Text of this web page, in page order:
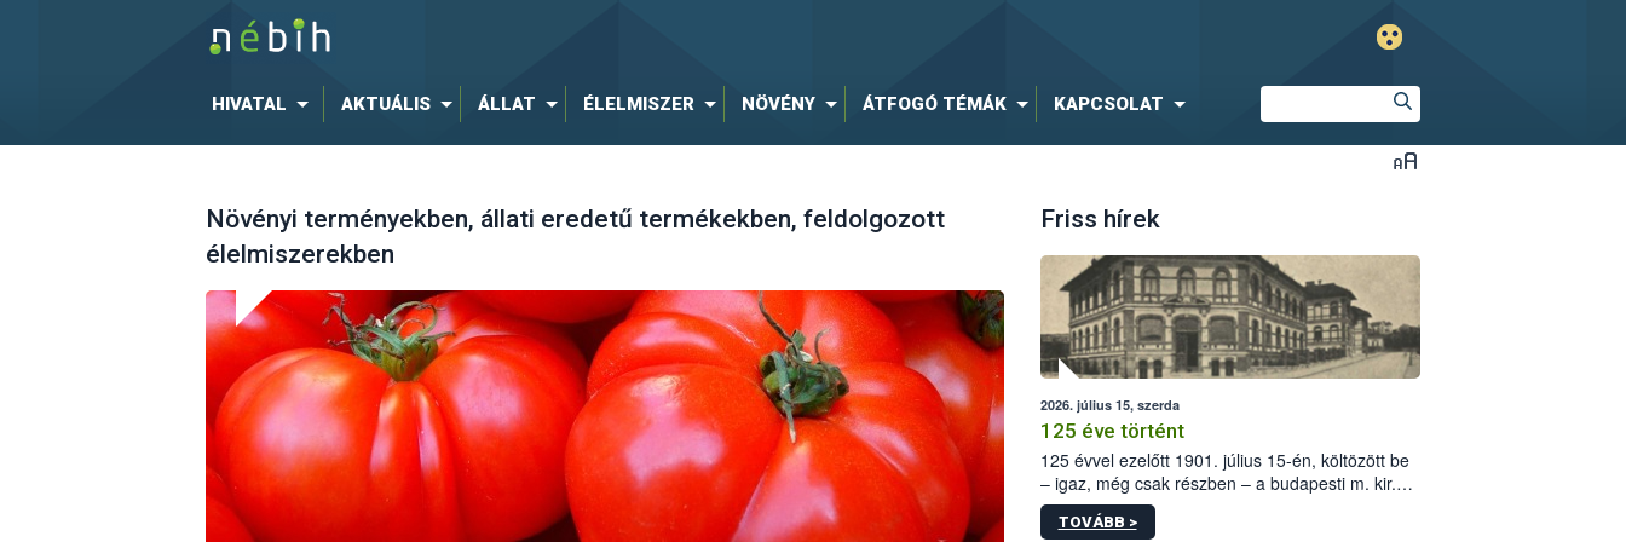
HIVATAL AKTUÁLIS ÁLLAT ÉLELMISZER NÖVÉNY ÁTFOGÓ TÉMÁK KAPCSOLAT
Növényi terményekben, állati eredetű termékekben, feldolgozott
élelmiszerekben
Friss hírek
2026. július 15, szerda
125 éve történt
125 évvel ezelőtt 1901. július 15-én, költözött be
– igaz, még csak részben – a budapesti m. kir.
állami vetőmagvizsgáló állomás a Kis Rókus utca
15. szám alatti, Czigler Győző által tervezett új
TOVÁBB >